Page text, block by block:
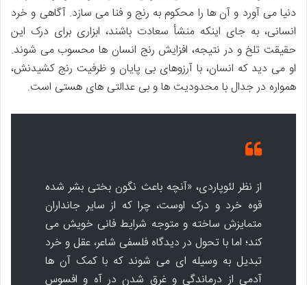
دنیا می آورد و آن ها را محکوم به رنج و فنا می سازد. آگاهی و خرد
انسانی، به جای اینکه منشأ سعادت باشند، ابزاری برای درک این
حقیقت تلخ و در نتیجه، افزایش رنج انسان ها محسوب می شوند.
او می دید که انسان، با آرزوهای بی پایان و ظرفیت رنج کشیدنش،
همواره در جدال با محدودیت ها و بی عدالتی های هستی است.
از نظر لئوپاردی، «آنچه باعث نگون بختی بشر شده
قوه خرد و درک اوست، چرا که از سایر جانداران
متمایزش ساخته و متوجه شرایط فانی خویش می
کند؛ اما با تحول در دیدگاه فلسفی شاعر، عقل و خرد
تبدیل به وسیله ای می شوند که با کمک آن ها
آدمی از درماندگی و غرق شدن در آه و افسوس